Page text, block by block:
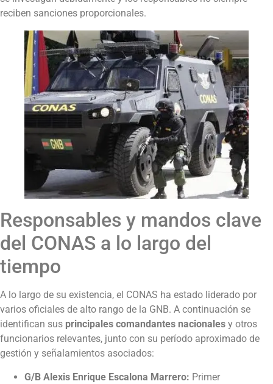
reciben sanciones proporcionales.
Responsables y mandos clave
del CONAS a lo largo del
tiempo
A lo largo de su existencia, el CONAS ha estado liderado por
varios oficiales de alto rango de la GNB. A continuación se
identifican sus principales comandantes nacionales y otros
funcionarios relevantes, junto con su período aproximado de
gestión y señalamientos asociados:
G/B Alexis Enrique Escalona Marrero: Primer